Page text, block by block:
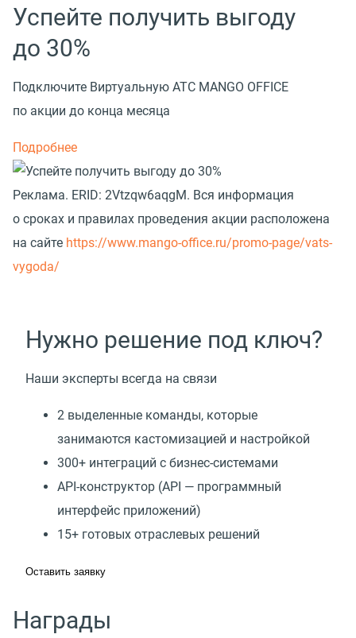
Успейте получить выгоду
до 30%
Подключите Виртуальную АТС MANGO OFFICE
по акции до конца месяца
Подробнее
Реклама. ERID: 2Vtzqw6aqgM. Вся информация
о сроках и правилах проведения акции расположена
на сайте https://www.mango-office.ru/promo-page/vats-
vygoda/
Нужно решение под ключ?
Наши эксперты всегда на связи
2 выделенные команды, которые
занимаются кастомизацией и настройкой
300+ интеграций с бизнес-системами
API-конструктор (API — программный
интерфейс приложений)
15+ готовых отраслевых решений
Оставить заявку
Награды